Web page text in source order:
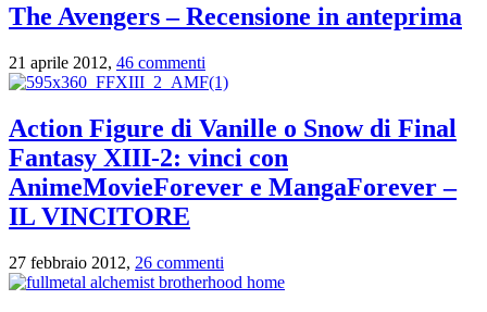
The Avengers – Recensione in anteprima
21 aprile 2012, 46 commenti
Action Figure di Vanille o Snow di Final
Fantasy XIII-2: vinci con
AnimeMovieForever e MangaForever –
IL VINCITORE
27 febbraio 2012, 26 commenti